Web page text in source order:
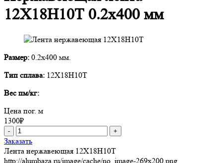
12Х18Н10Т 0.2x400 мм
Размер: 0.2x400 мм.
Тип сплава: 12Х18Н10Т
Вес пм/кг:
Цена пог. м
1300₽
- +
Заказать
Лента нержавеющая 12Х18Н10Т
http://alumbaza.ru/image/cache/no_image-269x200.png